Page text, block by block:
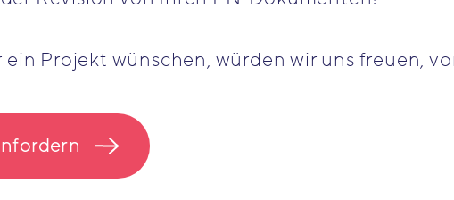
Projekt wünschen, würden wir uns freuen,